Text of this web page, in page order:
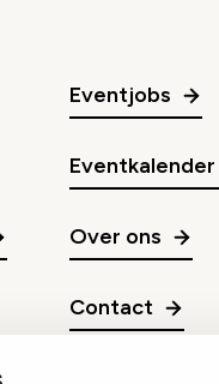
Eventjobs
Eventkalender
Over ons
Contact